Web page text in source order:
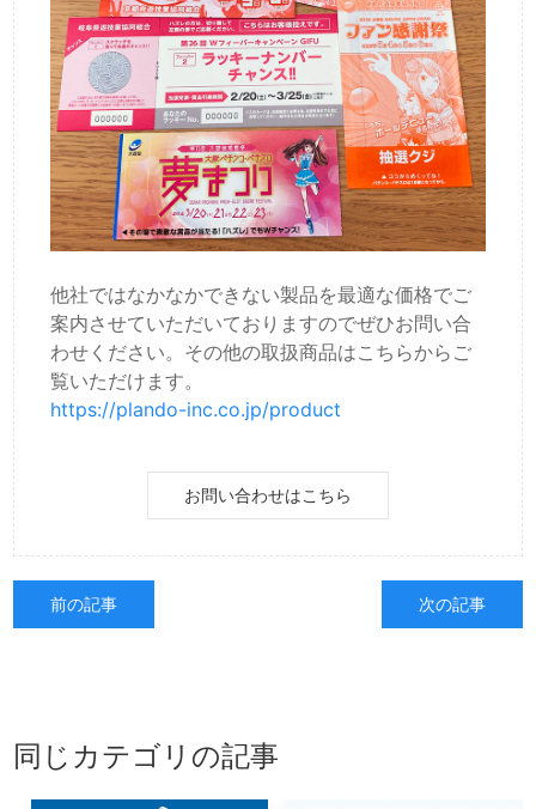
他社ではなかなかできない製品を最適な価格でご
案内させていただいておりますのでぜひお問い合
わせください。その他の取扱商品はこちらからご
覧いただけます。
https://plando-inc.co.jp/product
お問い合わせはこちら
前の記事 次の記事
同じカテゴリの記事